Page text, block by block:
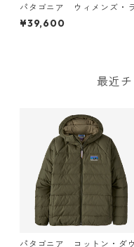
パタゴニア ウィメンズ・ラ
イトウェイト・リバーシブ
ル・ダウン・セーター・カー
¥39,600
最近
パタゴニア コットン・ダウ